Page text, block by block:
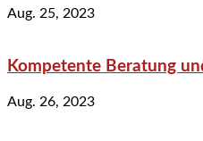
Aug. 25, 2023
Kompetente Beratung
Aug. 26, 2023